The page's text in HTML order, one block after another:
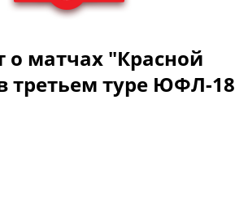
о матчах "Красной
третьем туре ЮФЛ-18